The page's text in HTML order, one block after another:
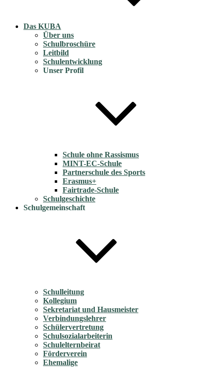
Das KUBA
Über uns
Schulbroschüre
Leitbild
Schulentwicklung
Unser Profil
Schule ohne Rassismus
MINT-EC-Schule
Partnerschule des Sports
Erasmus+
Fairtrade-Schule
Schulgeschichte
Schulgemeinschaft
Schulleitung
Kollegium
Sekretariat und Hausmeister
Verbindungslehrer
Schülervertretung
Schulsozialarbeiterin
Schulelternbeirat
Förderverein
Ehemalige